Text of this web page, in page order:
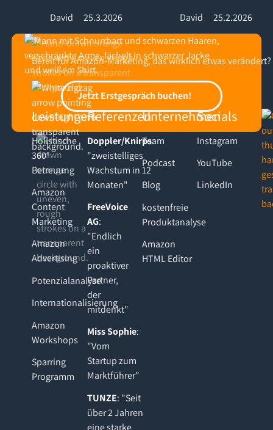
David 25.3.2026 David 25.2.2026
Bereit für Amazon-Marketing, das wirklich etwas verändert?
Jetzt Erstgespräch buchen!
Jetzt Erstgespräch buchen!
Leistungen
Holistische
360°
Betreuung
Amazon
Content
Marketing
Amazon
Advertising
Potenzialanalyse
Internationalisierung
Amazon
Workshops
Sparring
Programm
Referenzen
Doppler/Knirps:
"zweistelliges
Wachstum in 12
Monaten"
FreeVoice
AG:
"Endlich
ein
proaktiver
Partner,
der
mitdenkt"
Miss Sophie:
"Vom
Startup zum
Marktführer"
TUNZE: "Seit
über 2 Jahren
eine starke
Unternehmen
Team
Podcast
Blog
kostenfreie
Produktanalyse
Amazon
HTML Editor
Socials
Instagram
YouTube
LinkedIn